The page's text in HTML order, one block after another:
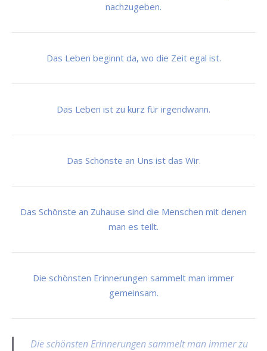
nachzugeben.
Das Leben beginnt da, wo die Zeit egal ist.
Das Leben ist zu kurz für irgendwann.
Das Schönste an Uns ist das Wir.
Das Schönste an Zuhause sind die Menschen mit denen
man es teilt.
Die schönsten Erinnerungen sammelt man immer
gemeinsam.
Die schönsten Erinnerungen sammelt man immer zu